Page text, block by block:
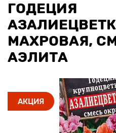
ГОДЕЦИЯ
МАХРОВАЯ,
АЭЛИТА
АКЦИЯ